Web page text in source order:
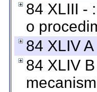
84 XLIII -
o
84 XLIV
84 XLIV